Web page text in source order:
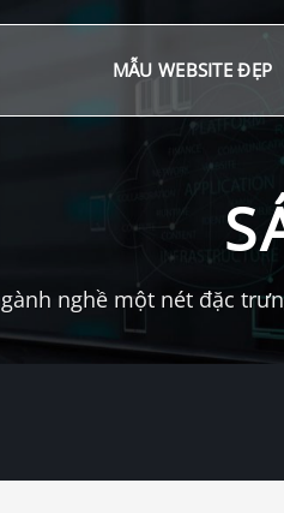
MẪU WEBSITE ĐẸP
nghề một nét đặc